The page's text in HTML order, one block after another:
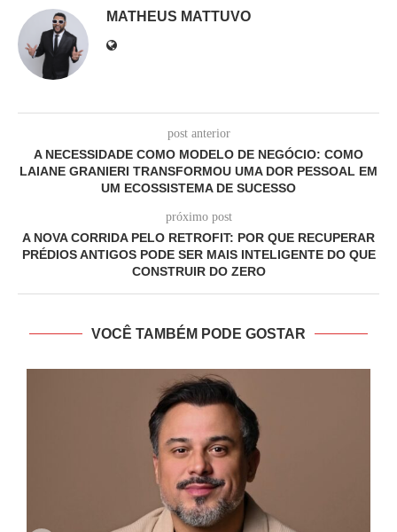
MATHEUS MATTUVO
post anterior
A NECESSIDADE COMO MODELO DE NEGÓCIO: COMO
LAIANE GRANIERI TRANSFORMOU UMA DOR PESSOAL EM
UM ECOSSISTEMA DE SUCESSO
próximo post
A NOVA CORRIDA PELO RETROFIT: POR QUE RECUPERAR
PRÉDIOS ANTIGOS PODE SER MAIS INTELIGENTE DO QUE
CONSTRUIR DO ZERO
VOCÊ TAMBÉM PODE GOSTAR